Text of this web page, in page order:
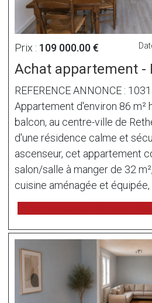
Prix : 109 000.00 €
Achat appartement -
REFERENCE ANNONCE :
Appartement d'environ 86 m²
balcon, au centre-ville de
d'une résidence calme et
ascenseur, cet appartement
salon/salle à manger de 32
cuisine aménagée et équipée,